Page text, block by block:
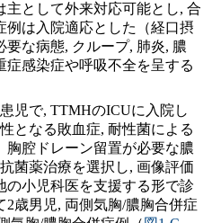
主として外来対応可能とし, 合
は入院適応とした（経口摂
な病態, クループ, 肺炎, 膿
症感染症や呼吸不全を呈する
児で, TTMHのICUに入院し
となる敗血症, 耐性菌による
胸腔ドレーン留置が必要な膿
菌薬治療を選択し, 画像評価
小児科医を支援する形で診
歳男児, 両側気胸/膿胸合併症